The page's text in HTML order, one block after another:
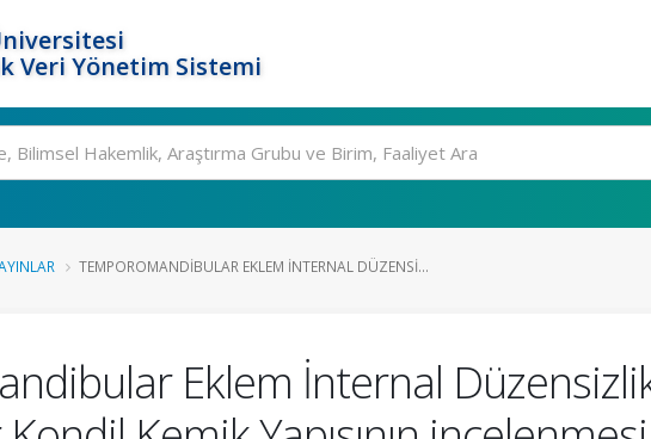
Veri Yönetim Sistemi
TEMPOROMANDIBULAR EKLEM İNTERNAL DÜZENSI...
Eklem İnternal